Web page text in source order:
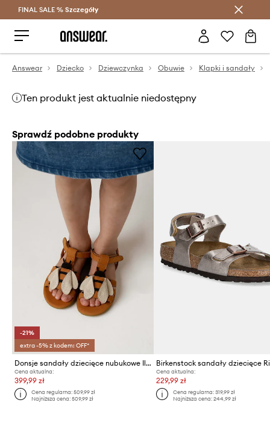
Oszczędzaj z Answear Club >
FINAL SALE % Szczegóły
Answear Dziecko Dziewczynka Obuwie Klapki i sandały
Ten produkt jest aktualnie niedostępny
Sprawdź podobne produkty
-21%
extra -5% z kodem: OFF*
Donsje sandały dziecięce nubukowe Iles Sky Sandals Bee
Cena aktualna:
399,99 zł
Cena regularna:509,99 zł
Najniższa cena:509,99 zł
Cena aktualna:
229,99 zł
Cena regularna: 319,99 zł
Najniższa cena: 244,99 zł